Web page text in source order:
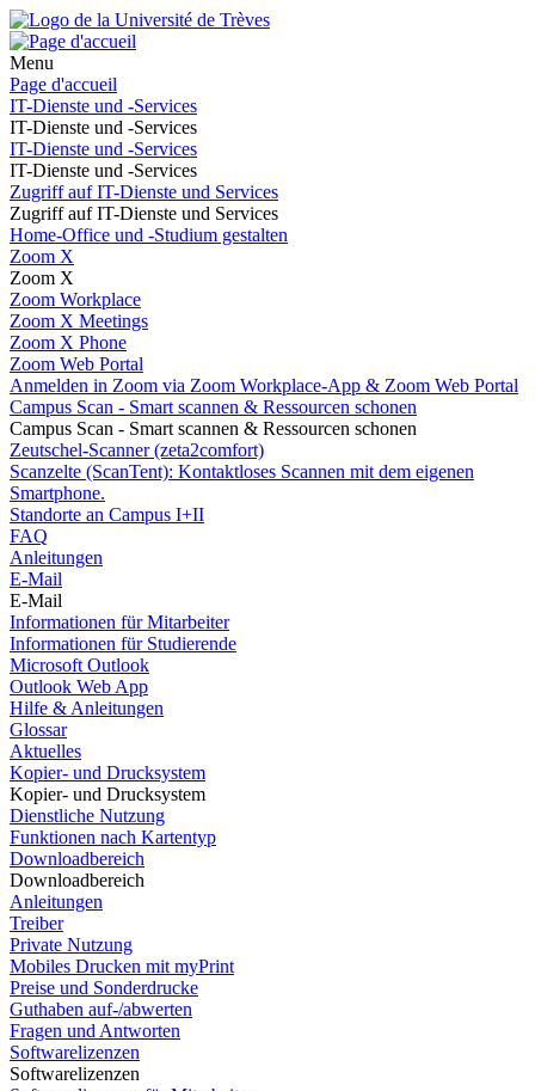
Menu
Page d'accueil
IT-Dienste und -Services
IT-Dienste und -Services
IT-Dienste und -Services
IT-Dienste und -Services
Zugriff auf IT-Dienste und Services
Zugriff auf IT-Dienste und Services
Home-Office und -Studium gestalten
Zoom X
Zoom X
Zoom Workplace
Zoom X Meetings
Zoom X Phone
Zoom Web Portal
Anmelden in Zoom via Zoom Workplace-App & Zoom Web Portal
Campus Scan - Smart scannen & Ressourcen schonen
Campus Scan - Smart scannen & Ressourcen schonen
Zeutschel-Scanner (zeta2comfort)
Scanzelte (ScanTent): Kontaktloses Scannen mit dem eigenen
Smartphone.
Standorte an Campus I+II
FAQ
Anleitungen
E-Mail
E-Mail
Informationen für Mitarbeiter
Informationen für Studierende
Microsoft Outlook
Outlook Web App
Hilfe & Anleitungen
Glossar
Aktuelles
Kopier- und Drucksystem
Kopier- und Drucksystem
Dienstliche Nutzung
Funktionen nach Kartentyp
Downloadbereich
Downloadbereich
Anleitungen
Treiber
Private Nutzung
Mobiles Drucken mit myPrint
Preise und Sonderdrucke
Guthaben auf-/abwerten
Fragen und Antworten
Softwarelizenzen
Softwarelizenzen